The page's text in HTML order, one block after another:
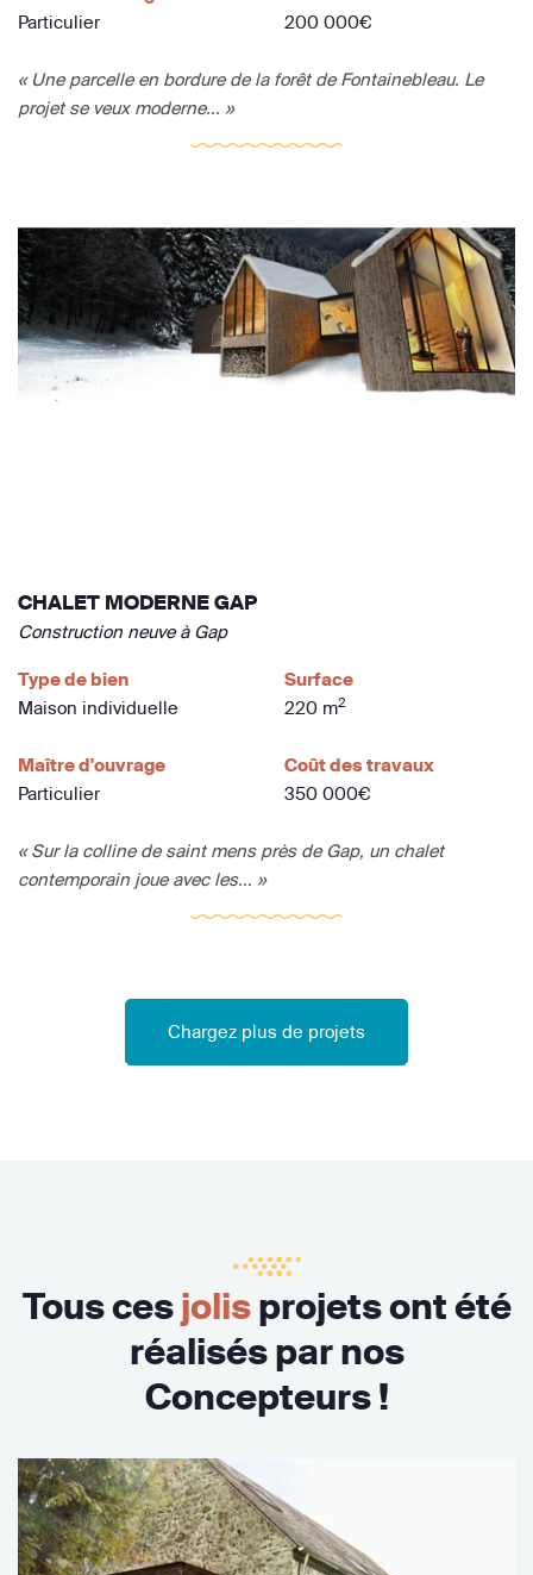
Particulier
200 000€
« Une parcelle en bordure de la forêt de Fontainebleau. Le
projet se veux moderne... »
CHALET MODERNE GAP
Construction neuve à Gap
Type de bien
Maison individuelle
Surface
220 m2
Maître d'ouvrage
Particulier
Coût des travaux
350 000€
« Sur la colline de saint mens près de Gap, un chalet
contemporain joue avec les... »
Chargez plus de projets
Tous cesjolisprojets ont été
réalisés par nos
Concepteurs !